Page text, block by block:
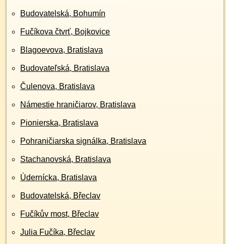
Budovatelská, Bohumín
Fučíkova čtvrť, Bojkovice
Blagoevova, Bratislava
Budovateľská, Bratislava
Čulenova, Bratislava
Námestie hraničiarov, Bratislava
Pionierska, Bratislava
Pohraničiarska signálka, Bratislava
Stachanovská, Bratislava
Údernícka, Bratislava
Budovatelská, Břeclav
Fučíkův most, Břeclav
Julia Fučíka, Břeclav